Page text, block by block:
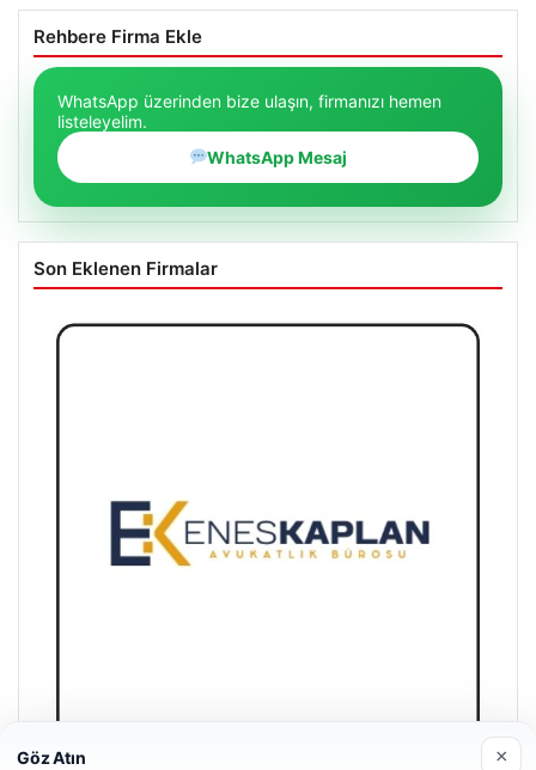
Rehbere Firma Ekle
WhatsApp üzerinden bize ulaşın, firmanızı hemen
listeleyelim.
WhatsApp Mesaj
Son Eklenen Firmalar
Göz Atın ×